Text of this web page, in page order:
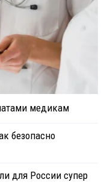
медикам
безопасно
для России супер